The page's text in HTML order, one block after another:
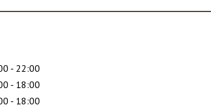
- 22:00
- 18:00
- 18:00